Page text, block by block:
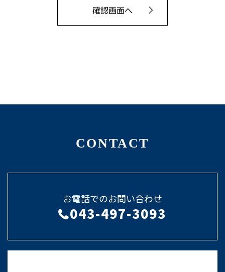
CONTACT
お電話でのお問い合わせ
043-497-3093